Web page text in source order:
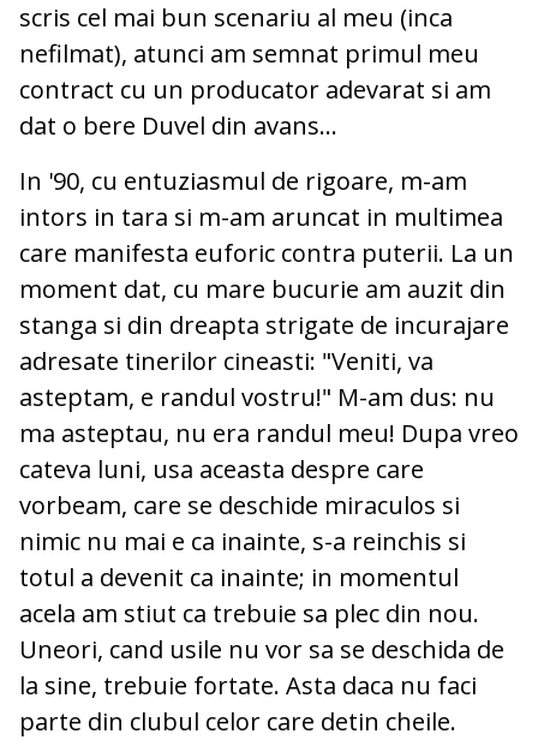
scris cel mai bun scenariu al meu (inca
nefilmat), atunci am semnat primul meu
contract cu un producator adevarat si am
dat o bere Duvel din avans...
In '90, cu entuziasmul de rigoare, m-am
intors in tara si m-am aruncat in multimea
care manifesta euforic contra puterii. La un
moment dat, cu mare bucurie am auzit din
stanga si din dreapta strigate de incurajare
adresate tinerilor cineasti: "Veniti, va
asteptam, e randul vostru!" M-am dus: nu
ma asteptau, nu era randul meu! Dupa vreo
cateva luni, usa aceasta despre care
vorbeam, care se deschide miraculos si
nimic nu mai e ca inainte, s-a reinchis si
totul a devenit ca inainte; in momentul
acela am stiut ca trebuie sa plec din nou.
Uneori, cand usile nu vor sa se deschida de
la sine, trebuie fortate. Asta daca nu faci
parte din clubul celor care detin cheile.